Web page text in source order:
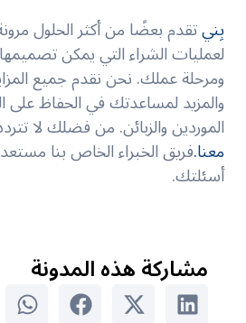
بِنيتقدم بعضًا من أكثر الحلول
لعمليات الشراء التي يمكن
ومرحلة عملك. نحن نقدم جميع
والمزيد لمساعدتك في الحفاظ
الموردين والزبائن. من فضلك لا
معنا.فريق الخبراء الخاص بنا
أسئلتك.
مشاركة هذه المدونة